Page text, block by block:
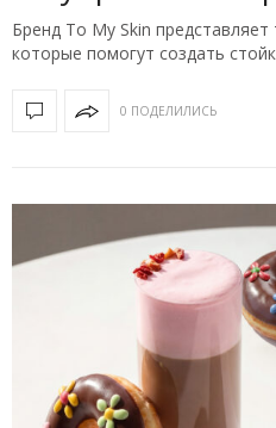
Бренд To My Skin
которые помогут создать
0 ПОДЕЛИЛИСЬ